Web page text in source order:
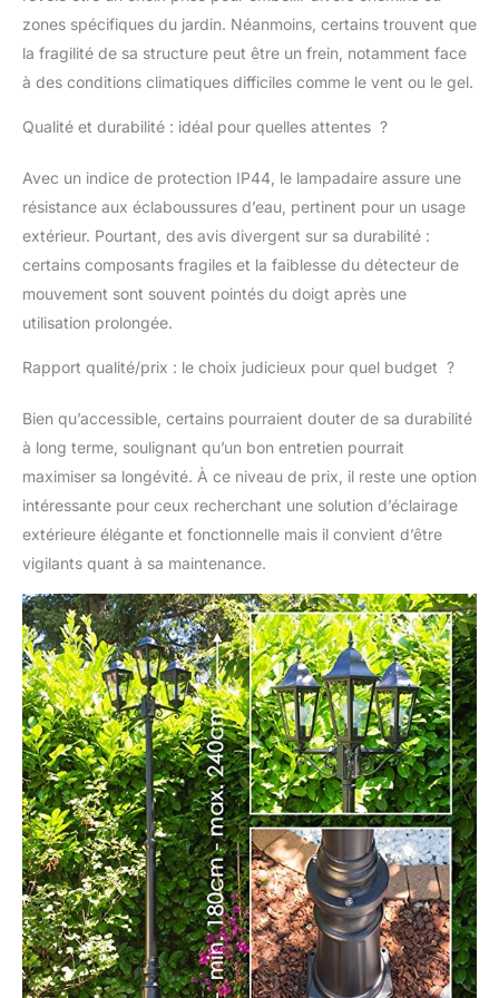
remplaçable(s): Oui |
Puissance par lumière:
100 Watt | Intensité
variable: Non spécifié |
230 Volt Sécurité -
44 | Classe de
protection: I Autres
options -Changement
de couleur: Non |
Détecteur de
incluse | Cet article est
zones spécifiques du jardin. Néanmoins, certains trouvent que
la fragilité de sa structure peut être un frein, notamment face
à des conditions climatiques difficiles comme le vent ou le gel.
Qualité et durabilité : idéal pour quelles attentes ?
Avec un indice de protection IP44, le lampadaire assure une
résistance aux éclaboussures d’eau, pertinent pour un usage
extérieur. Pourtant, des avis divergent sur sa durabilité :
certains composants fragiles et la faiblesse du détecteur de
mouvement sont souvent pointés du doigt après une
utilisation prolongée.
Rapport qualité/prix : le choix judicieux pour quel budget ?
Bien qu’accessible, certains pourraient douter de sa durabilité
à long terme, soulignant qu’un bon entretien pourrait
maximiser sa longévité. À ce niveau de prix, il reste une option
intéressante pour ceux recherchant une solution d’éclairage
extérieure élégante et fonctionnelle mais il convient d’être
vigilants quant à sa maintenance.